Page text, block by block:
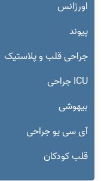
اورژانس
پیوند
جراحی قلب و پلاستیک
ICU جراحی
بیهوشی
آی سی یو جراحی
قلب کودکان